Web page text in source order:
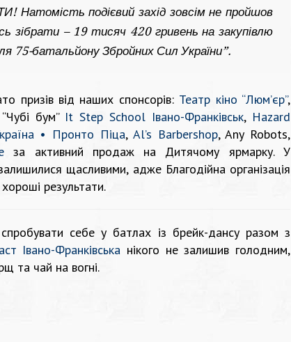
Натомість подієвий захід зовсім не пройшов
зібрати – 19 тисяч 420 гривень на закупівлю
75-батальйону Збройних Сил України”.
призів від наших спонсорів: Театр кіно “Люм’єр”,
бум” It Step School Івано-Франківськ, Hazard
• Пронто Піца,Al’s Barbershop, Any Robots,
за активний продаж на Дитячому ярмарку. У
щасливими, адже Благодійна організація
результати.
себе у батлах із брейк-дансу разом з
Івано-Франківська нікого не залишив голодним,
та чай на вогні.